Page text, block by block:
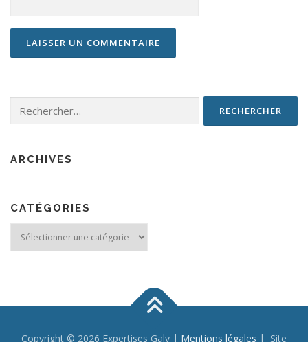
ARCHIVES
CATÉGORIES
Copyright © 2026 Expertises Galy | Mentions légales | Site